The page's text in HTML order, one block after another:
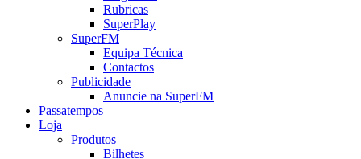
Rubricas
SuperPlay
SuperFM
Equipa Técnica
Contactos
Publicidade
Anuncie na SuperFM
Passatempos
Loja
Produtos
Bilhetes